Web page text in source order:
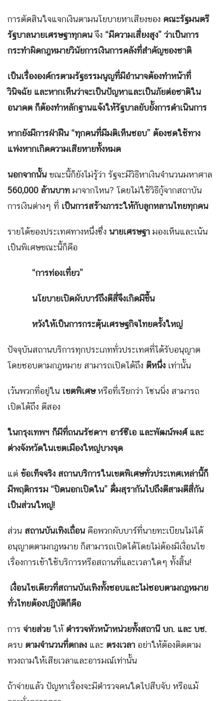
การตัดสินใจแจกเงินตามนโยบายหาเสียงของ คณะรัฐมนตรี
รัฐบาลนายเศรษฐาทุกคนจึง “มีความเสี่ยงสูง” ว่าเป็นการ
กระทำผิดกฎหมายวินัยการเงินการคลังที่สำคัญของชาติ
เป็นเรื่ององค์กรตามรัฐธรรมนูญที่มีอำนาจต้องทำหน้าที่
วินิจฉัย และหากเห็นว่าจะเป็นปัญหาและเป็นภัยต่อชาติใน
อนาคต ก็ต้องทำหลักฐานแจ้งให้รัฐบาลยับยั้งการดำเนินการ
หากยังมีการฝ่าฝืน “ทุกคนที่มีมติเห็นชอบ” ต้องชดใช้ทาง
แพ่งหากเกิดความเสียหายทั้งหมด
นอกจากนั้น ขณะนี้ก็ยังไม่รู้ว่า รัฐจะมีวิธีหาเงินจำนวนมหาศาล
560,000 ล้านบาท มาจากไหน? โดยไม่ใช้วิธีกู้จากสถาบัน
การเงินต่างๆ ที่ เป็นการสร้างภาระให้กับลูกหลานไทยทุกคน
รายได้ของประเทศทางหนึ่งซึ่ง นายเศรษฐา มองเห็นและเน้น
เป็นพิเศษขณะนี้ก็คือ
“การท่องเที่ยว”
นโยบายเปิดผับบาร์ถึงตีสี่จึงเกิดมีขึ้น
หวังให้เป็นการกระตุ้นเศรษฐกิจไทยครั้งใหญ่
ปัจจุบันสถานบริการทุกประเภททั่วประเทศที่ได้รับอนุญาต
โดยชอบตามกฎหมาย สามารถเปิดได้ถึง ตีหนึ่ง เท่านั้น
เว้นพวกที่อยู่ใน เขตพิเศษหรือที่เรียกว่า โซนนิ่ง สามารถ
เปิดได้ถึง ตีสอง
ในกรุงเทพฯ ก็มีที่ถนนรัชดาฯ อาร์ซีเอ และพัฒน์พงศ์ และ
ต่างจังหวัดในเขตเมืองใหญ่บางจุด
แต่ ข้อเท็จจริง สถานบริการในเขตพิเศษทั่วประเทศเหล่านี้ก็
มีพฤติกรรม “ปิดนอกเปิดใน” ดื่มสุรากันไปถึงตีสามตีสี่กัน
เป็นส่วนใหญ่!
ส่วน สถานบันเทิงเถื่อน คือพวกผับบาร์ที่นายทะเบียนไม่ได้
อนุญาตตามกฎหมาย ก็สามารถเปิดได้โดยไม่ต้องมีเงื่อนไข
เรื่องการเข้าใช้บริการหรือสถานที่และเวลาใดๆ ทั้งสิ้น!
เงื่อนไขเดียวที่สถานบันเทิงทั้งชอบและไม่ชอบตามกฎหมาย
ทั่วไทยต้องปฏิบัติก็คือ
การ จ่ายส่วย ให้ ตำรวจหัวหน้าหน่วยทั้งสถานี บก. และ บช.
ครบ ตามจำนวนที่ตกลง และ ตรงเวลา อย่าให้ต้องติดตาม
ทวงถามให้เสียเวลาและอารมณ์เท่านั้น
ถ้าจ่ายแล้ว ปัญหาเรื่องจะมีตำรวจคนใดไปสืบจับ หรือแม้